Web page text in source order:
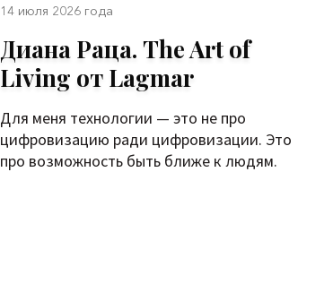
14 июля 2026 года
Диана Раца. The Art of
Living от Lagmar
Для меня технологии — это не про
цифровизацию ради цифровизации. Это
про возможность быть ближе к людям.